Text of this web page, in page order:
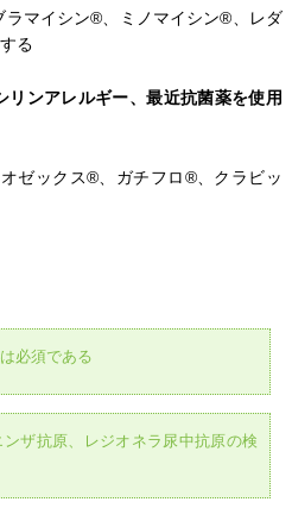
ラマイシン®、ミノマイシン®、レダ
る
リンアレルギー、最近抗菌薬を使用
ゼックス®、ガチフロ®、クラビッ
必須である
ザ抗原、レジオネラ尿中抗原の検